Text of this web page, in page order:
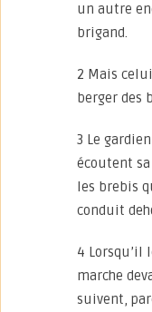
un autre
brigand.
2 Mais
berger des
3 Le
écoutent
les brebis
conduit
4 Lorsqu’il
marche
suivent,